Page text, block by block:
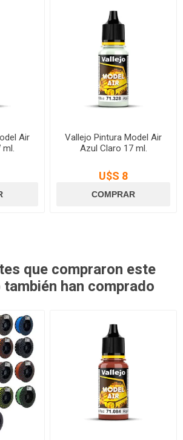
Air
ml.
Vallejo Pintura Model Air
Azul Claro 17 ml.
U$S 8
que compraron este
han comprado